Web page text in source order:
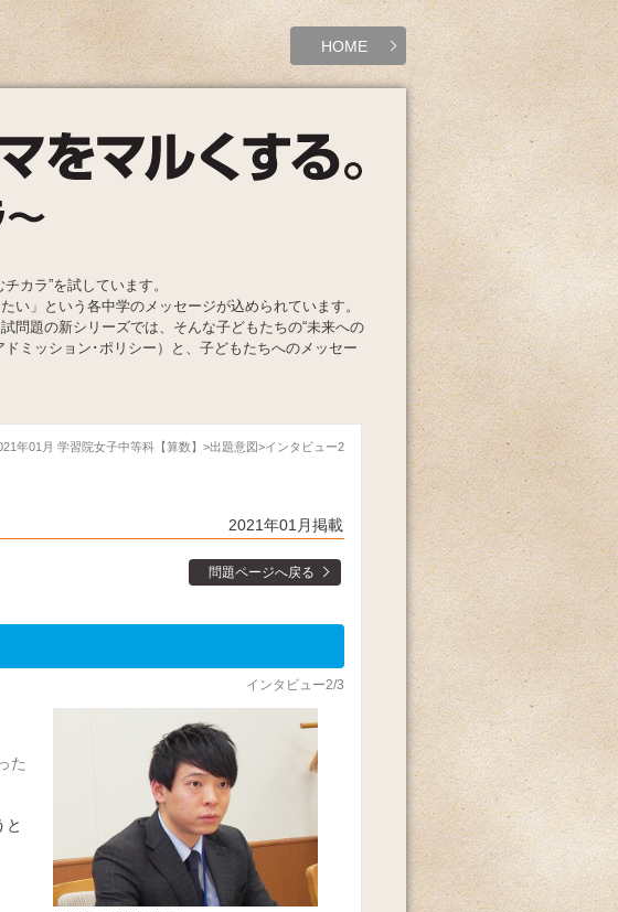
HOME
カラ”を試しています。
い」という各中学のメッセージが込められています。
問題の新シリーズでは、そんな子どもたちの“未来への
ミッション･ポリシー）と、子どもたちへのメッセー
年01月 学習院女子中等科【算数】 出題意図 インタビュー2
2021年01月掲載
問題ページへ戻る
インタビュー2/3
た
と